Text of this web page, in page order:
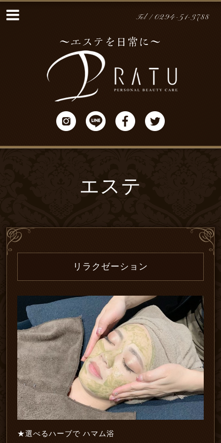
Tel / 0294-51-3788
エステ
リラクゼーション
★選べるハーブで ハマム浴